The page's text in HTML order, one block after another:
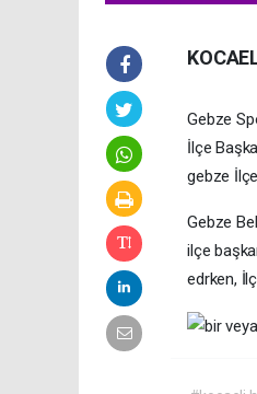
Gebze
İlçe
gebze
Gebze
ilçe
edrken,